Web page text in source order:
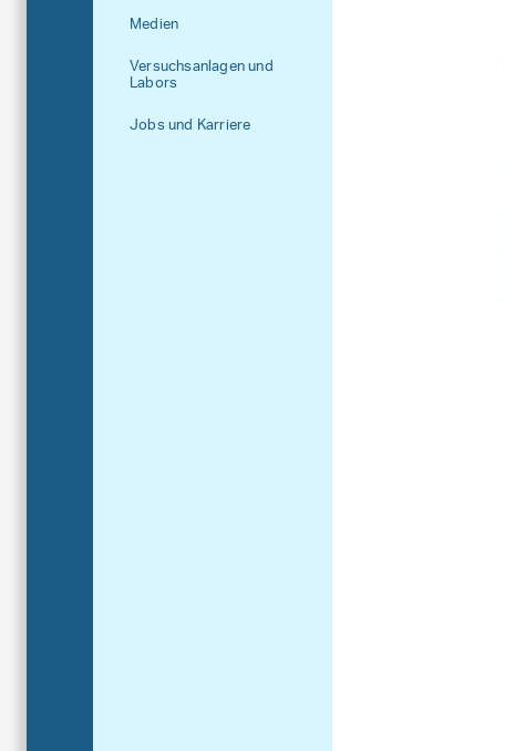
Medien
Versuchsanlagen und
Labors
Jobs und Karriere